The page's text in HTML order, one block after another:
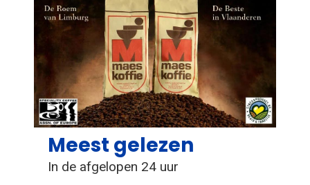
Meest gelezen
In de afgelopen 24 uur